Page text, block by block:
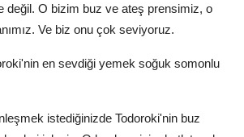
değil. O bizim buz ve ateş prensimiz, o
Ve biz onu çok seviyoruz.
en sevdiği yemek soğuk somonlu
istediğinizde Todoroki'nin buz